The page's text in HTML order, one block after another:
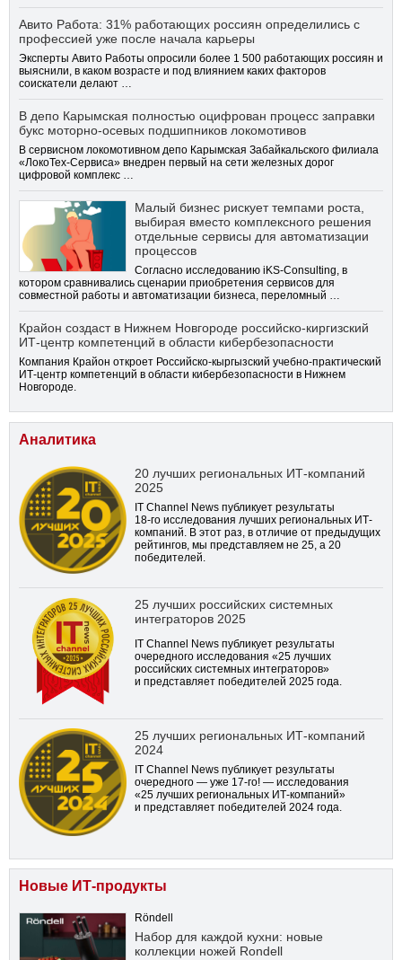
Авито Работа: 31% работающих россиян определились с
профессией уже после начала карьеры
Эксперты Авито Работы опросили более 1 500 работающих россиян и
выяснили, в каком возрасте и под влиянием каких факторов
соискатели делают …
В депо Карымская полностью оцифрован процесс заправки
букс моторно-осевых подшипников локомотивов
В сервисном локомотивном депо Карымская Забайкальского филиала
«ЛокоТех-Сервиса» внедрен первый на сети железных дорог
цифровой комплекс …
Малый бизнес рискует темпами роста,
выбирая вместо комплексного решения
отдельные сервисы для автоматизации
процессов
Согласно исследованию iKS-Consulting, в
котором сравнивались сценарии приобретения сервисов для
совместной работы и автоматизации бизнеса, переломный …
Крайон создаст в Нижнем Новгороде российско-киргизский
ИТ-центр компетенций в области кибербезопасности
Компания Крайон откроет Российско-кыргызский учебно-практический
ИТ-центр компетенций в области кибербезопасности в Нижнем
Новгороде.
Аналитика
20 лучших региональных ИТ-компаний
2025
IT Channel News публикует результаты
18-го исследования лучших региональных ИТ-
компаний. В этот раз, в отличие от предыдущих
рейтингов, мы представляем не 25, а 20
победителей.
25 лучших российских системных
интеграторов 2025
IT Channel News публикует результаты
очередного исследования «25 лучших
российских системных интеграторов»
и представляет победителей 2025 года.
25 лучших региональных ИТ-компаний
2024
IT Channel News публикует результаты
очередного — уже 17-го! — исследования
«25 лучших региональных ИТ-компаний»
и представляет победителей 2024 года.
Новые ИТ-продукты
Röndell
Набор для каждой кухни: новые
коллекции ножей Rondell